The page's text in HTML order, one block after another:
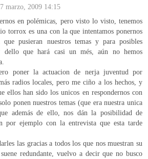
marzo, 2009 14:15
en polémicas, pero visto lo visto, tenemos
torrox es una con la que intentamos ponernos
que pusieran nuestros temas y para posibles
dello que hará casi un més, aún no hemos
poner la actuacion de nerja juventud por
radios locales, pero me ciño a los hechos, y
ellos han sido los unicos en respondernos con
ponen nuestros temas (que era nuestra unica
además de ello, nos dán la posibilidad de
por ejemplo con la entrevista que esta tarde
las gracias a todos los que nos muestran su
redundante, vuelvo a decir que no busco